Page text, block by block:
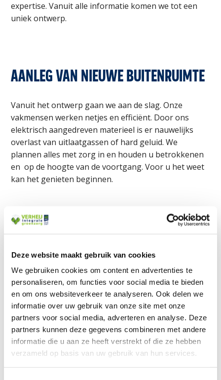
Deze website maakt gebruik van cookies
We gebruiken cookies om content en advertenties te
personaliseren, om functies voor social media te bieden
en om ons websiteverkeer te analyseren. Ook delen we
informatie over uw gebruik van onze site met onze
partners voor social media, adverteren en analyse. Deze
partners kunnen deze gegevens combineren met andere
informatie die u aan ze heeft verstrekt of die ze hebben
verzameld op basis van uw gebruik van hun services.
expertise. Vanuit alle informatie komen we tot een
uniek ontwerp.
AANLEG VAN NIEUWE BUITENRUIMTE
Vanuit het ontwerp gaan we aan de slag. Onze
vakmensen werken netjes en efficiënt. Door ons
elektrisch aangedreven materieel is er nauwelijks
overlast van uitlaatgassen of hard geluid. We
plannen alles met zorg in en houden u betrokkenen
en op de hoogte van de voortgang. Voor u het weet
kan het genieten beginnen.
A TOT Z
Van aanleg tot zomersnoei: al het onderhoud is bij
ons in vakkundige handen. Onze vakmensen zorgen
jaarrond voorgoed groenonderhoud. Ook zorgen we
graag dat u het maximale uit de buitenruimte haalt.
We bereiden u met een MJOP bijvoorbeeld voor op
renovaties die in de toekomst nodig zijn. Zo weet u